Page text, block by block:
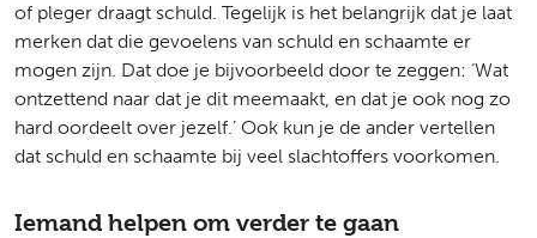
of pleger draagt schuld. Tegelijk is het belangrijk dat je laat
merken dat die gevoelens van schuld en schaamte er
mogen zijn. Dat doe je bijvoorbeeld door te zeggen: ‘Wat
ontzettend naar dat je dit meemaakt, en dat je ook nog zo
hard oordeelt over jezelf.’ Ook kun je de ander vertellen
dat schuld en schaamte bij veel slachtoffers voorkomen.
Iemand helpen om verder te gaan